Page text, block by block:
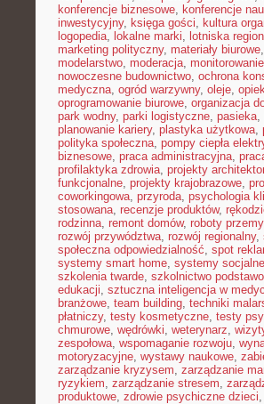
konferencje biznesowe, konferencje
inwestycyjny, księga gości, kultura
logopedia, lokalne marki, lotniska
marketing polityczny, materiały biurowe,
modelarstwo, moderacja,
nowoczesne budownictwo, ochrona
medyczna, ogród warzywny, oleje,
oprogramowanie biurowe, organizacja
park wodny, parki logistyczne, pasieka,
planowanie kariery, plastyka użytkowa,
polityka społeczna, pompy ciepła
biznesowe, praca administracyjna,
profilaktyka zdrowia, projekty
funkcjonalne, projekty krajobrazowe,
coworkingowa, przyroda, psychologia
stosowana, recenzje produktów,
rodzinna, remont domów, roboty
rozwój przywództwa, rozwój regionalny,
społeczna odpowiedzialność, spot
systemy smart home, systemy socjalne
szkolenia twarde, szkolnictwo
edukacji, sztuczna inteligencja w
branżowe, team building, techniki
płatniczy, testy kosmetyczne, testy
chmurowe, wędrówki, weterynarz,
zespołowa, wspomaganie rozwoju,
motoryzacyjne, wystawy naukowe,
zarządzanie kryzysem, zarządzanie
ryzykiem, zarządzanie stresem,
produktowe, zdrowie psychiczne dzieci,